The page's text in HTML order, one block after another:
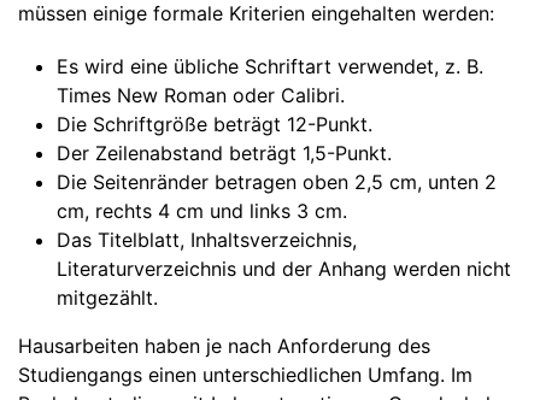
müssen einige formale Kriterien eingehalten werden:
Es wird eine übliche Schriftart verwendet, z. B.
Times New Roman oder Calibri.
Die Schriftgröße beträgt 12-Punkt.
Der Zeilenabstand beträgt 1,5-Punkt.
Die Seitenränder betragen oben 2,5 cm, unten 2
cm, rechts 4 cm und links 3 cm.
Das Titelblatt, Inhaltsverzeichnis,
Literaturverzeichnis und der Anhang werden nicht
mitgezählt.
Hausarbeiten haben je nach Anforderung des
Studiengangs einen unterschiedlichen Umfang. Im